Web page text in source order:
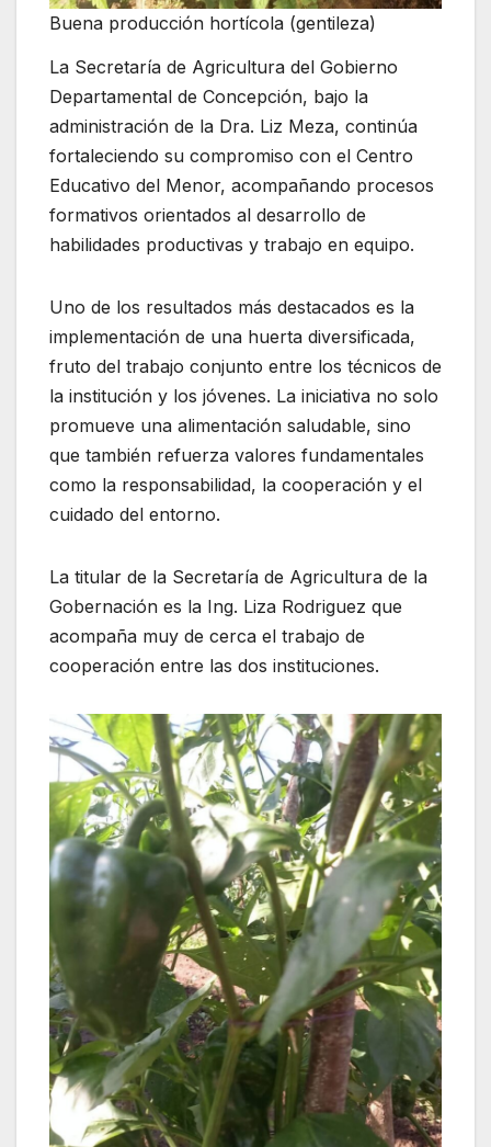
Buena producción hortícola (gentileza)
La Secretaría de Agricultura del Gobierno
Departamental de Concepción, bajo la
administración de la Dra. Liz Meza, continúa
fortaleciendo su compromiso con el Centro
Educativo del Menor, acompañando procesos
formativos orientados al desarrollo de
habilidades productivas y trabajo en equipo.
Uno de los resultados más destacados es la
implementación de una huerta diversificada,
fruto del trabajo conjunto entre los técnicos de
la institución y los jóvenes. La iniciativa no solo
promueve una alimentación saludable, sino
que también refuerza valores fundamentales
como la responsabilidad, la cooperación y el
cuidado del entorno.
La titular de la Secretaría de Agricultura de la
Gobernación es la Ing. Liza Rodriguez que
acompaña muy de cerca el trabajo de
cooperación entre las dos instituciones.